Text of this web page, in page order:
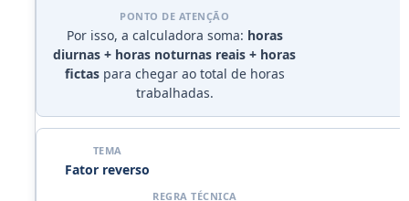
Por isso, a calculadora soma: horas
diurnas + horas noturnas reais + horas
fictaspara chegar ao total de horas
trabalhadas.
Fator reverso